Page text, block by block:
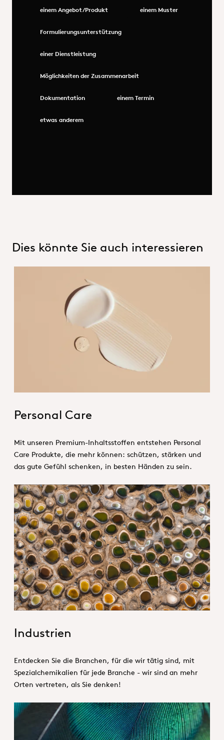
einem Angebot/Produkt einem Muster
Formulierungsunterstützung
einer Dienstleistung
Möglichkeiten der Zusammenarbeit
Dokumentation einem Termin
etwas anderem
Dies könnte Sie auch interessieren
1_Hero_Personal Care
Personal Care
Mit unseren Premium-Inhaltsstoffen entstehen Personal
Care Produkte, die mehr können: schützen, stärken und
das gute Gefühl schenken, in besten Händen zu sein.
1. Specialties _Hero
Industrien
Entdecken Sie die Branchen, für die wir tätig sind, mit
Spezialchemikalien für jede Branche - wir sind an mehr
Orten vertreten, als Sie denken!